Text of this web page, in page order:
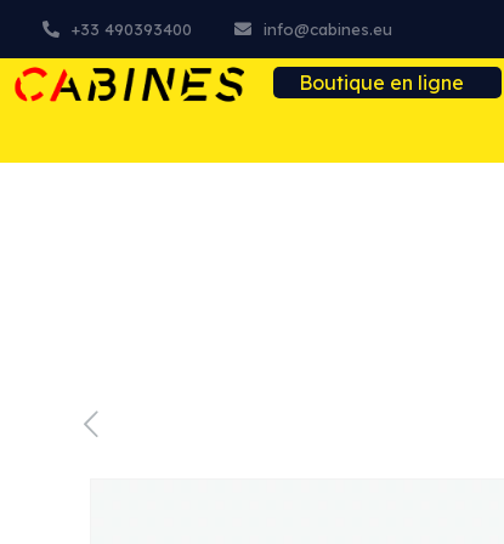
+33 490393400 info@cabines.eu
Boutique en ligne